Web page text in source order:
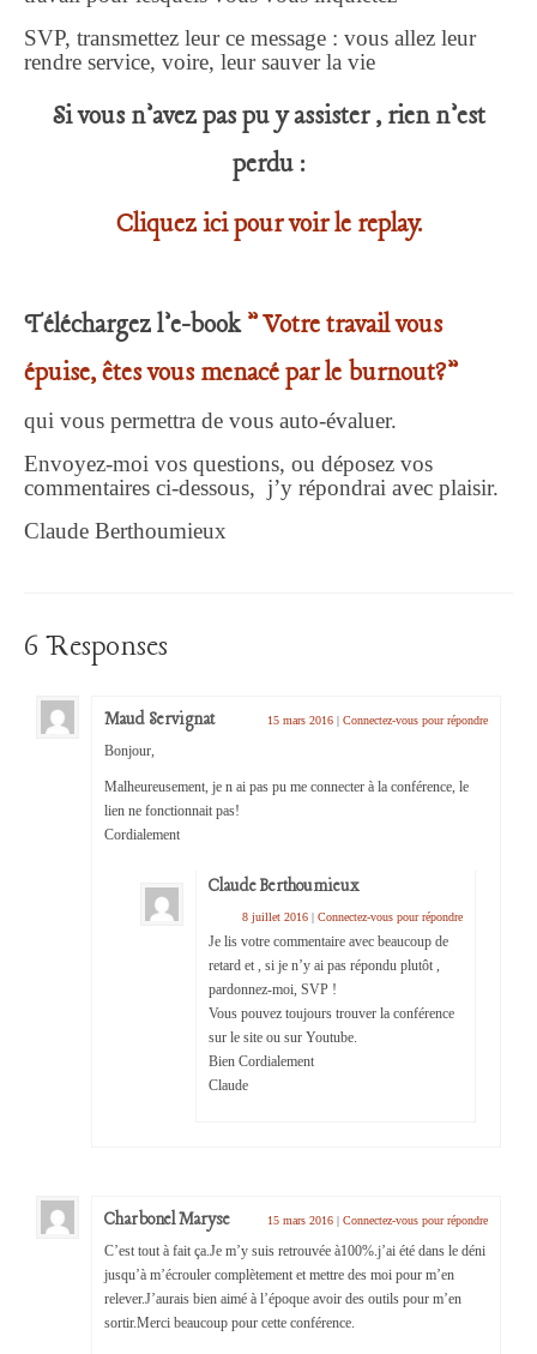
SVP, transmettez leur ce message : vous allez leur
rendre service, voire, leur sauver la vie
Si vous n’avez pas pu y assister , rien n’est
perdu :
Cliquez ici pour voir le replay.
Téléchargez l’e-book” Votre travail vous
épuise, êtes vous menacé par le burnout?”
qui vous permettra de vous auto-évaluer.
Envoyez-moi vos questions, ou déposez vos
commentaires ci-dessous, j’y répondrai avec plaisir.
Claude Berthoumieux
6 Responses
Maud Servignat 15 mars 2016 | Connectez-vous pour répondre
Bonjour,
Malheureusement, je n ai pas pu me connecter à la conférence, le
lien ne fonctionnait pas!
Cordialement
Claude Berthoumieux
8 juillet 2016 | Connectez-vous pour répondre
Je lis votre commentaire avec beaucoup de
retard et , si je n’y ai pas répondu plutôt ,
pardonnez-moi, SVP !
Vous pouvez toujours trouver la conférence
sur le site ou sur Youtube.
Bien Cordialement
Claude
Charbonel Maryse 15 mars 2016 | Connectez-vous pour répondre
C’est tout à fait ça.Je m’y suis retrouvée à100%.j’ai été dans le déni
jusqu’à m’écrouler complètement et mettre des moi pour m’en
relever.J’aurais bien aimé à l’époque avoir des outils pour m’en
sortir.Merci beaucoup pour cette conférence.